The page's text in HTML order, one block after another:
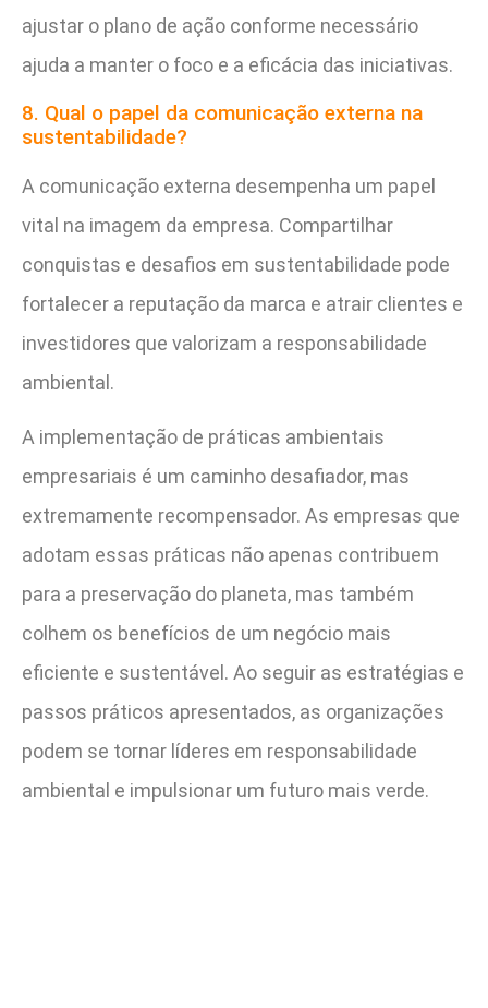
ajustar o plano de ação conforme necessário
ajuda a manter o foco e a eficácia das iniciativas.
8. Qual o papel da comunicação externa na
sustentabilidade?
A comunicação externa desempenha um papel
vital na imagem da empresa. Compartilhar
conquistas e desafios em sustentabilidade pode
fortalecer a reputação da marca e atrair clientes e
investidores que valorizam a responsabilidade
ambiental.
A implementação de práticas ambientais
empresariais é um caminho desafiador, mas
extremamente recompensador. As empresas que
adotam essas práticas não apenas contribuem
para a preservação do planeta, mas também
colhem os benefícios de um negócio mais
eficiente e sustentável. Ao seguir as estratégias e
passos práticos apresentados, as organizações
podem se tornar líderes em responsabilidade
ambiental e impulsionar um futuro mais verde.